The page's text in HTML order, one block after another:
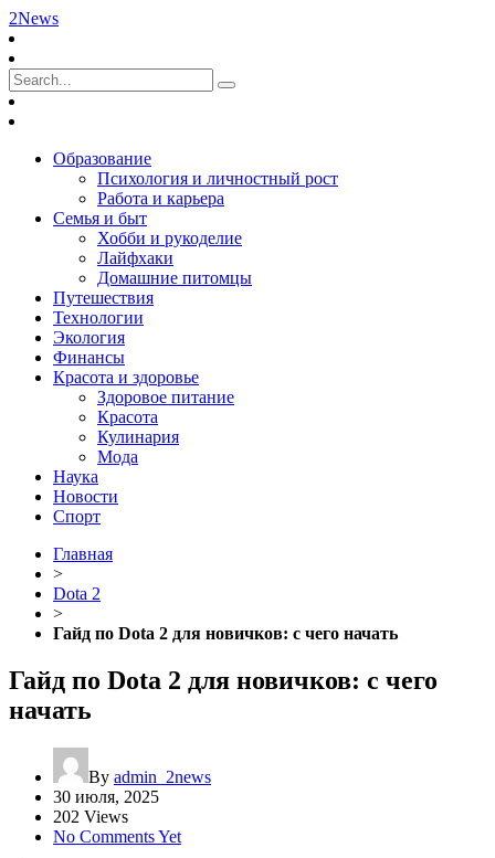
2News
Образование
Психология и личностный рост
Работа и карьера
Семья и быт
Хобби и рукоделие
Лайфхаки
Домашние питомцы
Путешествия
Технологии
Экология
Финансы
Красота и здоровье
Здоровое питание
Красота
Кулинария
Мода
Наука
Новости
Спорт
Главная
>
Dota 2
>
Гайд по Dota 2 для новичков: с чего начать
Гайд по Dota 2 для новичков: с чего
начать
By admin_2news
30 июля, 2025
202 Views
No Comments Yet